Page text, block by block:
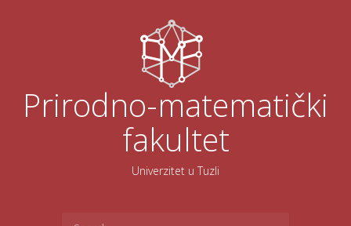
Prirodno-matematički
fakultet
Univerzitet u Tuzli